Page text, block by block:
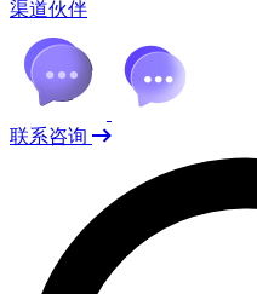
渠道伙伴
联系咨询